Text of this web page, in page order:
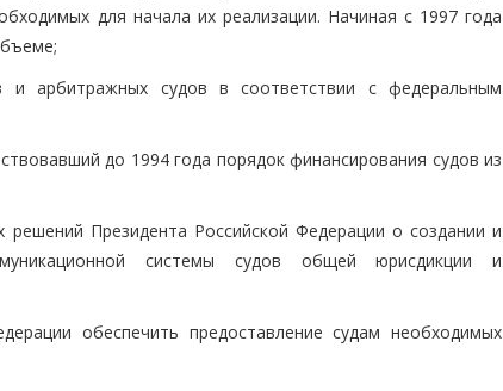
для начала их реализации. Начиная с 1997 года
и арбитражных судов в соответствии с федеральным
до 1994 года порядок финансирования судов из
Президента Российской Федерации о создании и
системы судов общей юрисдикции и
обеспечить предоставление судам необходимых